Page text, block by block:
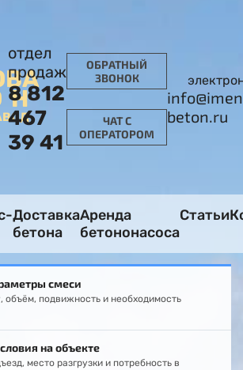
отдел
продаж
8 812
467
39 41
ОБРАТНЫЙ
ЗВОНОК
ЧАТ С
ОПЕРАТОРОМ
beton.ru
Доставка
бетона
Аренда
бетононасоса
Статьи
смеси
объём, подвижность и необходимость
на объекте
место разгрузки и потребность в